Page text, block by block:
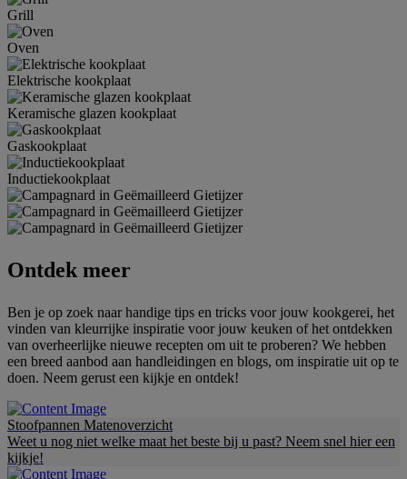
Grill
Oven
Elektrische kookplaat
Keramische glazen kookplaat
Gaskookplaat
Inductiekookplaat
Ontdek meer
Ben je op zoek naar handige tips en tricks voor jouw kookgerei, het
vinden van kleurrijke inspiratie voor jouw keuken of het ontdekken
van overheerlijke nieuwe recepten om uit te proberen? We hebben
een breed aanbod aan handleidingen en blogs, om inspiratie uit op te
doen. Neem gerust een kijkje en ontdek!
Stoofpannen Matenoverzicht
Weet u nog niet welke maat het beste bij u past? Neem snel hier een
kijkje!